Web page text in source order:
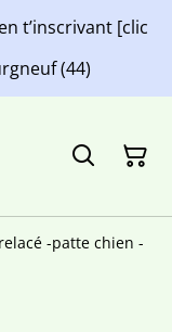
t’inscrivant [clic
(44)
-patte chien -